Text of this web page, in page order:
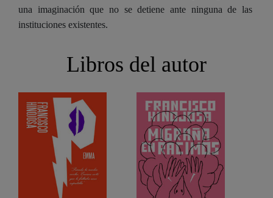
una imaginación que no se detiene ante ninguna de las
instituciones existentes.
Libros del autor